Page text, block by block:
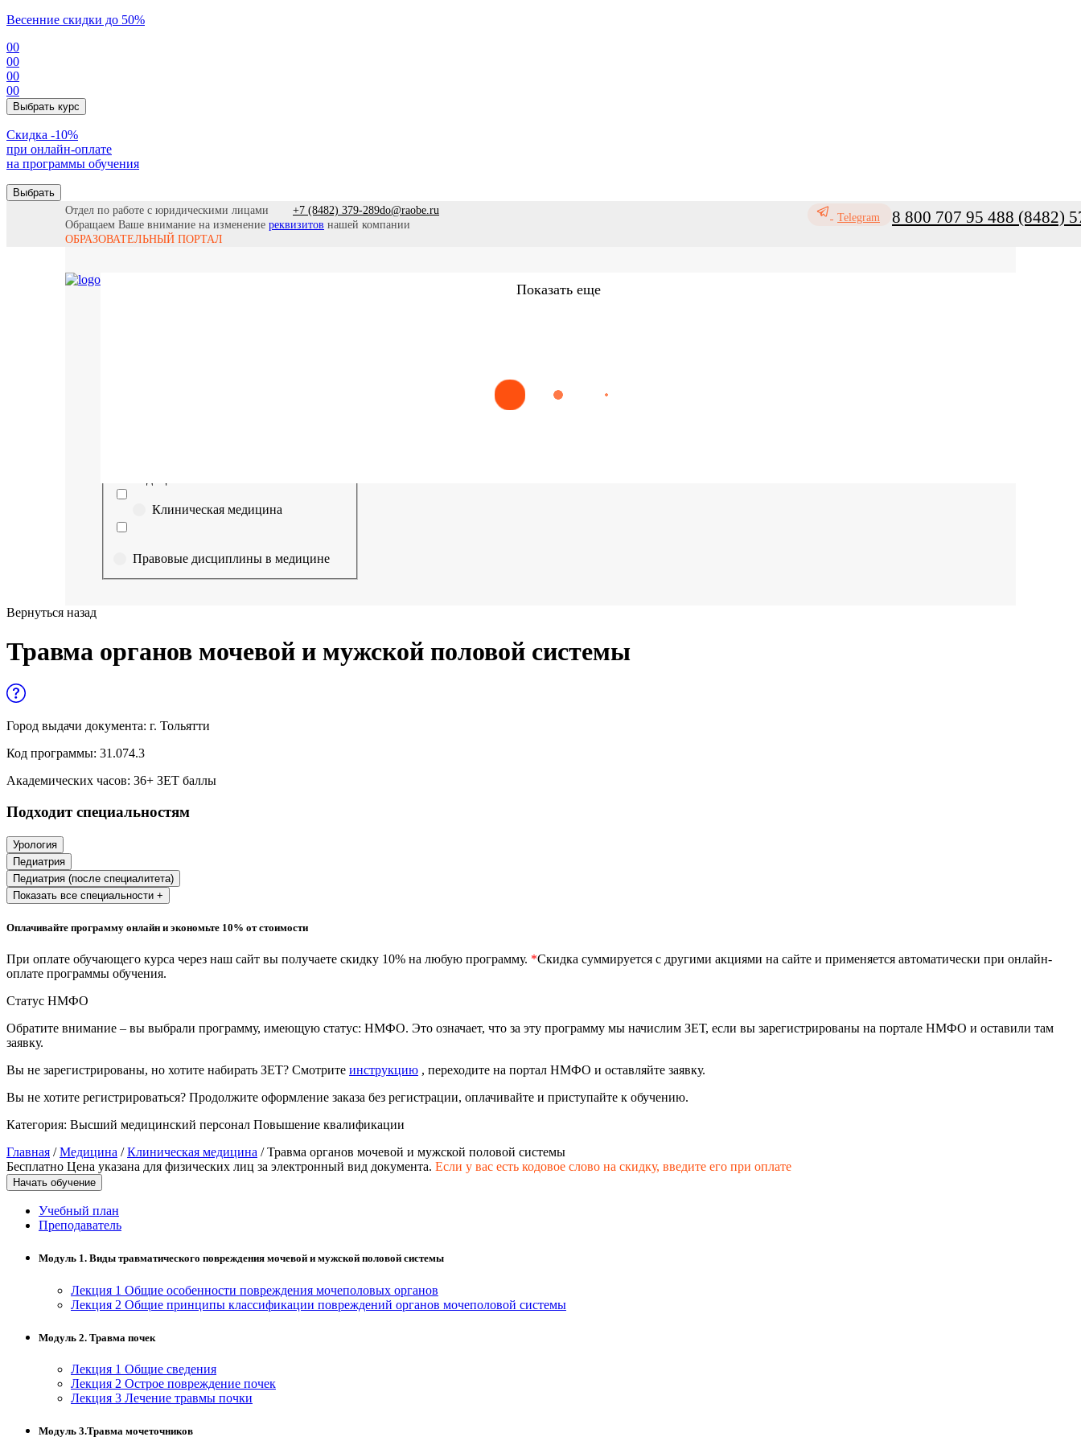
Весенние скидки до 50%
00
00
00
00
Выбрать курс
Cкидка -10%
при онлайн-оплате
на программы обучения
Выбрать
Отдел по работе с юридическими лицами
+7 (8482) 379-289do@raobe.ru
Обращаем Ваше внимание на изменениереквизитов нашей компании
ОБРАЗОВАТЕЛЬНЫЙ ПОРТАЛ
Telegram 8 800 707 95 488 (8482)
Показать еще
Эпидемиология
Клиническая медицина
Правовые дисциплины в медицине
Управленческие дисциплины в
медицине
Образование и педагогические науки
Социология и социальная работа
История и археология
Психологические науки
Управление охраной труда.
Техносферная безопасность
Допуски
Управление производством
организации
Управление административно-
Техника-технологии
Прикладная геология, горное дело,
Вернуться назад
Травма органов мочевой и мужской половой системы
Город выдачи документа: г. Тольятти
Код программы: 31.074.3
Академических часов: 36+ ЗЕТ баллы
Подходит специальностям
Урология
Педиатрия
Педиатрия (после специалитета)
Показать все специальности +
Оплачивайте программу онлайн и экономьте 10% от стоимости
При оплате обучающего курса через наш сайт вы получаете скидку 10% на любую программу. *Скидка суммируется с другими акциями на сайте и применяется автоматически при онлайн-
оплате программы обучения.
Статус НМФО
Обратите внимание – вы выбрали программу, имеющую статус: НМФО. Это означает, что за эту программу мы начислим ЗЕТ, если вы зарегистрированы на портале НМФО и оставили там
заявку.
Вы не зарегистрированы, но хотите набирать ЗЕТ? Смотрите инструкцию , переходите на портал НМФО и оставляйте заявку.
Вы не хотите регистрироваться? Продолжите оформление заказа без регистрации, оплачивайте и приступайте к обучению.
Категория: Высший медицинский персонал Повышение квалификации
Главная /Медицина /Клиническая медицина / Травма органов мочевой и мужской половой системы
Бесплатно Цена указана для физических лиц за электронный вид документа. Если у вас есть кодовое слово на скидку, введите его при оплате
Начать обучение
Учебный план
Преподаватель
Модуль 1. Виды травматического повреждения мочевой и мужской половой системы
Лекция 1 Общие особенности повреждения мочеполовых органов
Лекция 2 Общие принципы классификации повреждений органов мочеполовой системы
Модуль 2. Травма почек
Лекция 1 Общие сведения
Лекция 2 Острое повреждение почек
Лекция 3 Лечение травмы почки
Модуль 3.Травма мочеточников